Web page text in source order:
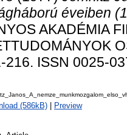
éveiben
AKADÉMIA
216. ISSN 0025-
(586kB) Preview